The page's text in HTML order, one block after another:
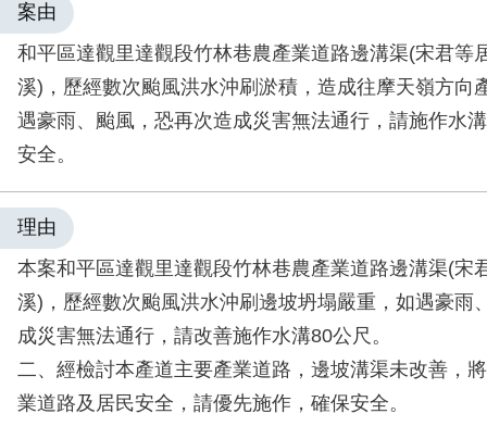
案由
和平區達觀里達觀段竹林巷農產業道路邊溝渠(宋君等
溪)，歷經數次颱風洪水沖刷淤積，造成往摩天嶺方向
遇豪雨、颱風，恐再次造成災害無法通行，請施作水
安全。
理由
本案和平區達觀里達觀段竹林巷農產業道路邊溝渠(宋
溪)，歷經數次颱風洪水沖刷邊坡坍塌嚴重，如遇豪雨
成災害無法通行，請改善施作水溝80公尺。
二、經檢討本產道主要產業道路，邊坡溝渠未改善，
業道路及居民安全，請優先施作，確保安全。